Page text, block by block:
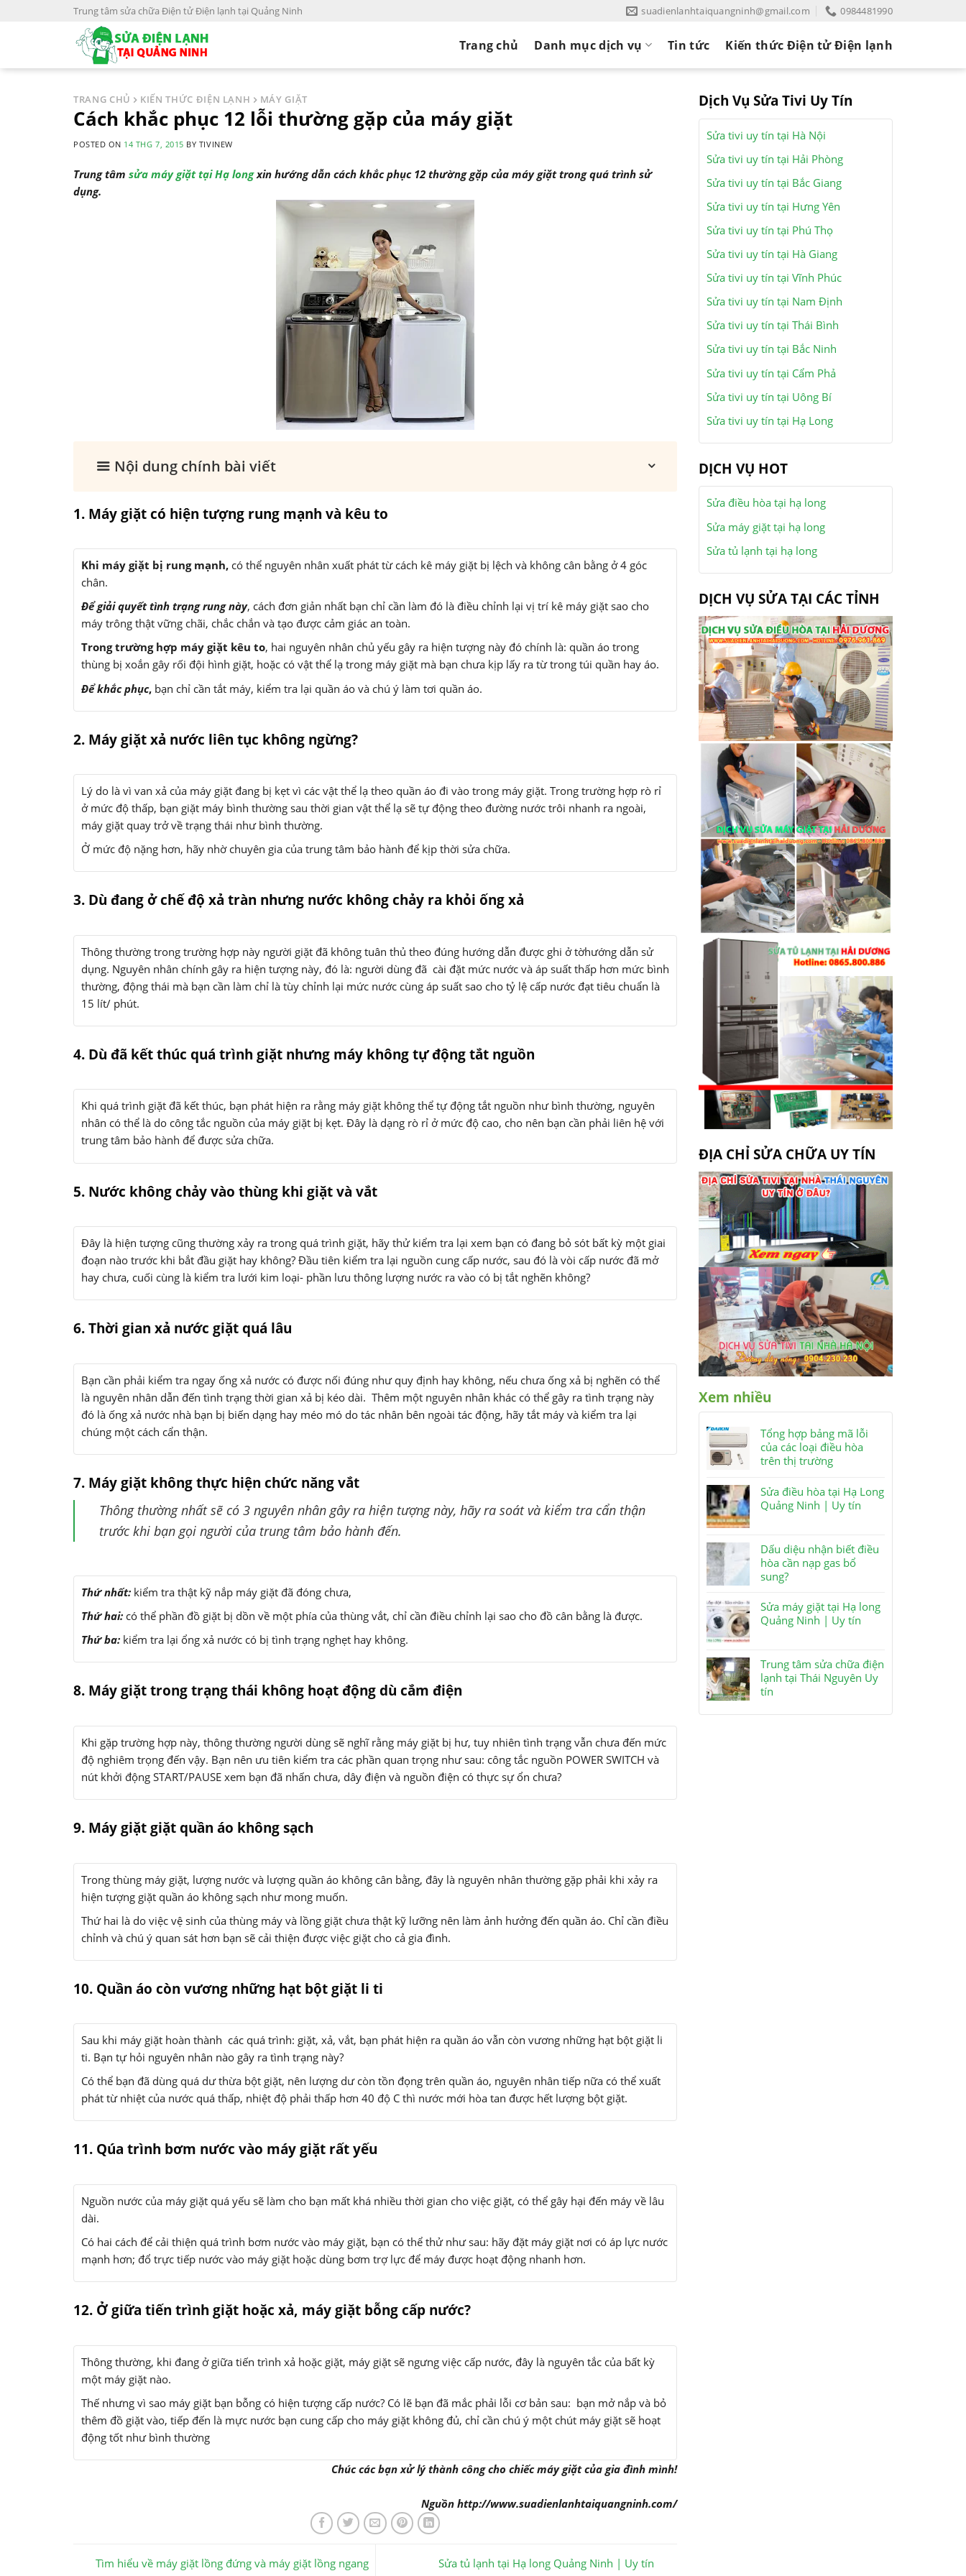
Trung tâm sửa chữa Điện tử Điện lạnh tại Quảng Ninh suadienlanhtaiquangninh@gmail.com 0984481990
Trang chủ Danh mục dịch vụ Tin tức Kiến thức Điện tử Điện lạnh
TRANG CHỦ KIẾN THỨC ĐIỆN LẠNH MÁY GIẶT
Cách khắc phục 12 lỗi thường gặp của máy giặt
POSTED ON 14 THG 7, 2015 BY TIVINEW
Trung tâm sửa máy giặt tại Hạ longxin hướng dẫn cách khắc phục 12 thường gặp của máy giặt trong quá trình sử
dụng.
Nội dung chính bài viết
1. Máy giặt có hiện tượng rung mạnh và kêu to
Khi máy giặt bị rung mạnh, có thể nguyên nhân xuất phát từ cách kê máy giặt bị lệch và không cân bằng ở 4 góc
chân.
Để giải quyết tình trạng rung này, cách đơn giản nhất bạn chỉ cần làm đó là điều chỉnh lại vị trí kê máy giặt sao cho
máy trông thật vững chãi, chắc chắn và tạo được cảm giác an toàn.
Trong trường hợp máy giặt kêu to, hai nguyên nhân chủ yếu gây ra hiện tượng này đó chính là: quần áo trong
thùng bị xoắn gây rối đội hình giặt, hoặc có vật thể lạ trong máy giặt mà bạn chưa kịp lấy ra từ trong túi quần hay áo.
Để khắc phục, bạn chỉ cần tắt máy, kiểm tra lại quần áo và chú ý làm tơi quần áo.
2. Máy giặt xả nước liên tục không ngừng?
Lý do là vì van xả của máy giặt đang bị kẹt vì các vật thể lạ theo quần áo đi vào trong máy giặt. Trong trường hợp rò rỉ
ở mức độ thấp, bạn giặt máy bình thường sau thời gian vật thể lạ sẽ tự động theo đường nước trôi nhanh ra ngoài,
máy giặt quay trở về trạng thái như bình thường.
Ở mức độ nặng hơn, hãy nhờ chuyên gia của trung tâm bảo hành để kịp thời sửa chữa.
3. Dù đang ở chế độ xả tràn nhưng nước không chảy ra khỏi ống xả
Thông thường trong trường hợp này người giặt đã không tuân thủ theo đúng hướng dẫn được ghi ở tờhướng dẫn sử
dụng. Nguyên nhân chính gây ra hiện tượng này, đó là: người dùng đã cài đặt mức nước và áp suất thấp hơn mức bình
thường, động thái mà bạn cần làm chỉ là tùy chỉnh lại mức nước cùng áp suất sao cho tỷ lệ cấp nước đạt tiêu chuẩn là
15 lít/ phút.
4. Dù đã kết thúc quá trình giặt nhưng máy không tự động tắt nguồn
Khi quá trình giặt đã kết thúc, bạn phát hiện ra rằng máy giặt không thể tự động tắt nguồn như bình thường, nguyên
nhân có thể là do công tắc nguồn của máy giặt bị kẹt. Đây là dạng rò rỉ ở mức độ cao, cho nên bạn cần phải liên hệ với
trung tâm bảo hành để được sửa chữa.
5. Nước không chảy vào thùng khi giặt và vắt
Đây là hiện tượng cũng thường xảy ra trong quá trình giặt, hãy thử kiểm tra lại xem bạn có đang bỏ sót bất kỳ một giai
đoạn nào trước khi bắt đầu giặt hay không? Đầu tiên kiểm tra lại nguồn cung cấp nước, sau đó là vòi cấp nước đã mở
hay chưa, cuối cùng là kiểm tra lưới kim loại- phần lưu thông lượng nước ra vào có bị tắt nghẽn không?
6. Thời gian xả nước giặt quá lâu
Bạn cần phải kiểm tra ngay ống xả nước có được nối đúng như quy định hay không, nếu chưa ống xả bị nghẽn có thể
là nguyên nhân dẫn đến tình trạng thời gian xả bị kéo dài. Thêm một nguyên nhân khác có thể gây ra tình trạng này
đó là ống xả nước nhà bạn bị biến dạng hay méo mó do tác nhân bên ngoài tác động, hãy tắt máy và kiểm tra lại
chúng một cách cẩn thận.
7. Máy giặt không thực hiện chức năng vắt
Thông thường nhất sẽ có 3 nguyên nhân gây ra hiện tượng này, hãy ra soát và kiểm tra cẩn thận
trước khi bạn gọi người của trung tâm bảo hành đến.
Thứ nhất: kiểm tra thật kỹ nắp máy giặt đã đóng chưa,
Thứ hai: có thể phần đồ giặt bị dồn về một phía của thùng vắt, chỉ cần điều chỉnh lại sao cho đồ cân bằng là được.
Thứ ba: kiểm tra lại ổng xả nước có bị tình trạng nghẹt hay không.
8. Máy giặt trong trạng thái không hoạt động dù cắm điện
Khi gặp trường hợp này, thông thường người dùng sẽ nghĩ rằng máy giặt bị hư, tuy nhiên tình trạng vẫn chưa đến mức
độ nghiêm trọng đến vậy. Bạn nên ưu tiên kiểm tra các phần quan trọng như sau: công tắc nguồn POWER SWITCH và
nút khởi động START/PAUSE xem bạn đã nhấn chưa, dây điện và nguồn điện có thực sự ổn chưa?
9. Máy giặt giặt quần áo không sạch
Trong thùng máy giặt, lượng nước và lượng quần áo không cân bằng, đây là nguyên nhân thường gặp phải khi xảy ra
hiện tượng giặt quần áo không sạch như mong muốn.
Thứ hai là do việc vệ sinh của thùng máy và lồng giặt chưa thật kỹ lưỡng nên làm ảnh hưởng đến quần áo. Chỉ cần điều
chỉnh và chú ý quan sát hơn bạn sẽ cải thiện được việc giặt cho cả gia đình.
10. Quần áo còn vương những hạt bột giặt li ti
Sau khi máy giặt hoàn thành các quá trình: giặt, xả, vắt, bạn phát hiện ra quần áo vẫn còn vương những hạt bột giặt li
ti. Bạn tự hỏi nguyên nhân nào gây ra tình trạng này?
Có thể bạn đã dùng quá dư thừa bột giặt, nên lượng dư còn tồn đọng trên quần áo, nguyên nhân tiếp nữa có thể xuất
phát từ nhiệt của nước quá thấp, nhiệt độ phải thấp hơn 40 độ C thì nước mới hòa tan được hết lượng bột giặt.
11. Qúa trình bơm nước vào máy giặt rất yếu
Nguồn nước của máy giặt quá yếu sẽ làm cho bạn mất khá nhiều thời gian cho việc giặt, có thể gây hại đến máy về lâu
dài.
Có hai cách để cải thiện quá trình bơm nước vào máy giặt, bạn có thể thử như sau: hãy đặt máy giặt nơi có áp lực nước
mạnh hơn; đổ trực tiếp nước vào máy giặt hoặc dùng bơm trợ lực để máy được hoạt động nhanh hơn.
12. Ở giữa tiến trình giặt hoặc xả, máy giặt bỗng cấp nước?
Thông thường, khi đang ở giữa tiến trình xả hoặc giặt, máy giặt sẽ ngưng việc cấp nước, đây là nguyên tắc của bất kỳ
một máy giặt nào.
Thế nhưng vì sao máy giặt bạn bỗng có hiện tượng cấp nước? Có lẽ bạn đã mắc phải lỗi cơ bản sau: bạn mở nắp và bỏ
thêm đồ giặt vào, tiếp đến là mực nước bạn cung cấp cho máy giặt không đủ, chỉ cần chú ý một chút máy giặt sẽ hoạt
động tốt như bình thường
Chúc các bạn xử lý thành công cho chiếc máy giặt của gia đình mình!
Nguồn http://www.suadienlanhtaiquangninh.com/
Tìm hiểu về máy giặt lồng đứng và máy giặt lồng ngang Sửa tủ lạnh tại Hạ long Quảng Ninh | Uy tín
Dịch Vụ Sửa Tivi Uy Tín
Sửa tivi uy tín tại Hà Nội
Sửa tivi uy tín tại Hải Phòng
Sửa tivi uy tín tại Bắc Giang
Sửa tivi uy tín tại Hưng Yên
Sửa tivi uy tín tại Phú Thọ
Sửa tivi uy tín tại Hà Giang
Sửa tivi uy tín tại Vĩnh Phúc
Sửa tivi uy tín tại Nam Định
Sửa tivi uy tín tại Thái Bình
Sửa tivi uy tín tại Bắc Ninh
Sửa tivi uy tín tại Cẩm Phả
Sửa tivi uy tín tại Uông Bí
Sửa tivi uy tín tại Hạ Long
DỊCH VỤ HOT
Sửa điều hòa tại hạ long
Sửa máy giặt tại hạ long
Sửa tủ lạnh tại hạ long
DỊCH VỤ SỬA TẠI CÁC TỈNH
ĐỊA CHỈ SỬA CHỮA UY TÍN
Xem nhiều
Tổng hợp bảng mã lỗi
của các loại điều hòa
trên thị trường
Sửa điều hòa tại Hạ Long
Quảng Ninh | Uy tín
Dấu diệu nhận biết điều
hòa cần nạp gas bổ
sung?
Sửa máy giặt tại Hạ long
Quảng Ninh | Uy tín
Trung tâm sửa chữa điện
lạnh tại Thái Nguyên Uy
tín